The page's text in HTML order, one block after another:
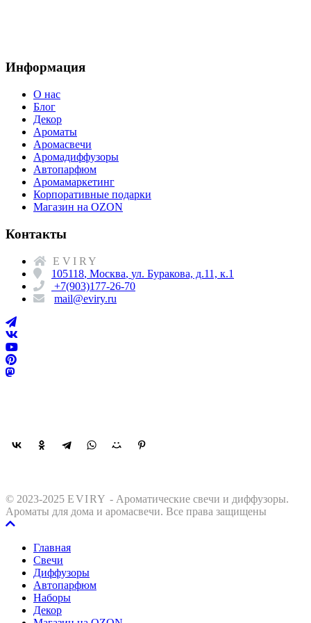
Информация
О нас
Блог
Декор
Ароматы
Аромасвечи
Аромадиффузоры
Автопарфюм
Аромамаркетинг
Корпоративные подарки
Магазин на OZON
Контакты
EVIRY
105118, Москва, ул. Буракова, д.11, к.1
+7(903)177-26-70
mail@eviry.ru
© 2023-2025 EVIRY - Ароматические свечи и диффузоры.
Ароматы для дома и аромасвечи. Все права защищены
Главная
Свечи
Диффузоры
Автопарфюм
Наборы
Декор